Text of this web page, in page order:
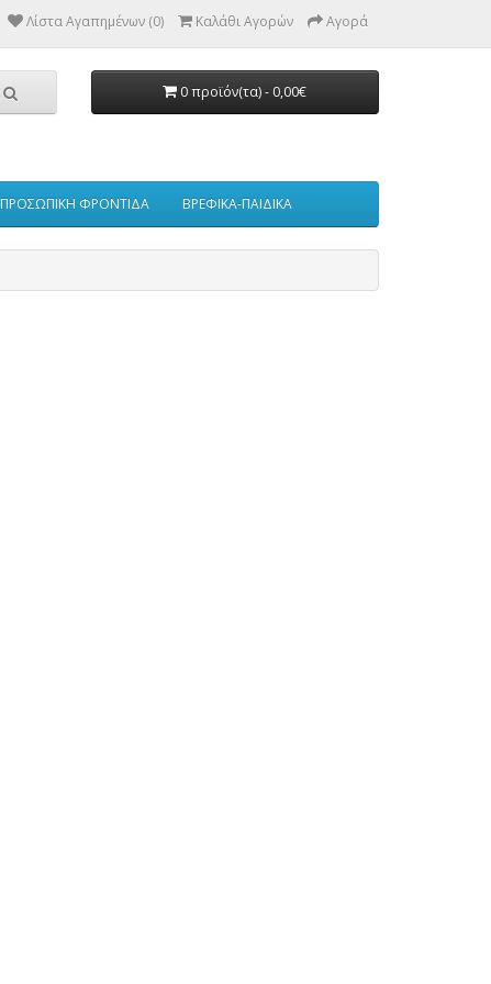
Λίστα Αγαπημένων (0) Καλάθι Αγορών Αγορά
0 προϊόν(τα) - 0,00€
ΠΡΟΣΩΠΙΚΗ ΦΡΟΝΤΙΔΑ ΒΡΕΦΙΚΑ-ΠΑΙΔΙΚΑ